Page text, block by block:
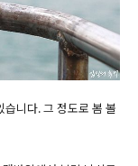
습니다. 그 정도로 봄 볼